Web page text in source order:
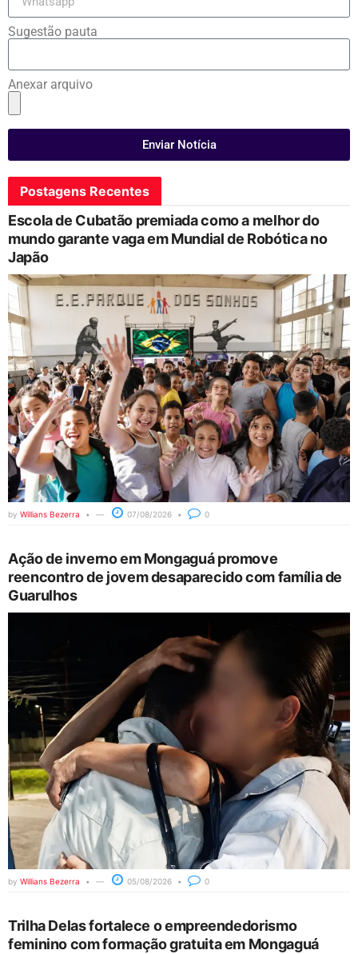
Sugestão pauta
Anexar arquivo
Enviar Notícia
Postagens Recentes
Escola de Cubatão premiada como a melhor do
mundo garante vaga em Mundial de Robótica no
Japão
by Willians Bezerra 07/08/2026 0
Ação de inverno em Mongaguá promove
reencontro de jovem desaparecido com família de
Guarulhos
by Willians Bezerra 05/08/2026 0
Trilha Delas fortalece o empreendedorismo
feminino com formação gratuita em Mongaguá